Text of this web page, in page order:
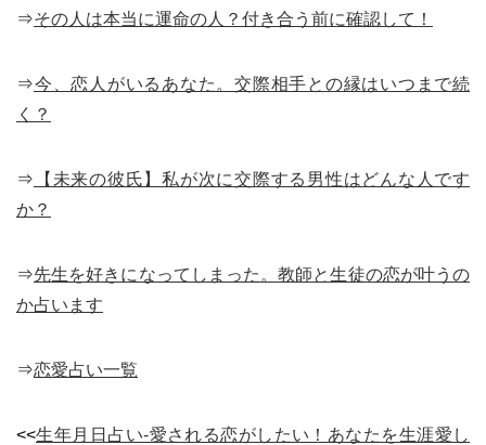
⇒その人は本当に運命の人？付き合う前に確認して！
⇒今、恋人がいるあなた。交際相手との縁はいつまで続
く？
⇒ 【未来の彼氏】私が次に交際する男性はどんな人です
か？
⇒先生を好きになってしまった。教師と生徒の恋が叶うの
か占います
⇒恋愛占い一覧
<<生年月日占い-愛される恋がしたい！あなたを生涯愛し